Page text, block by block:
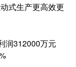
式生产更高效更
润312000万元